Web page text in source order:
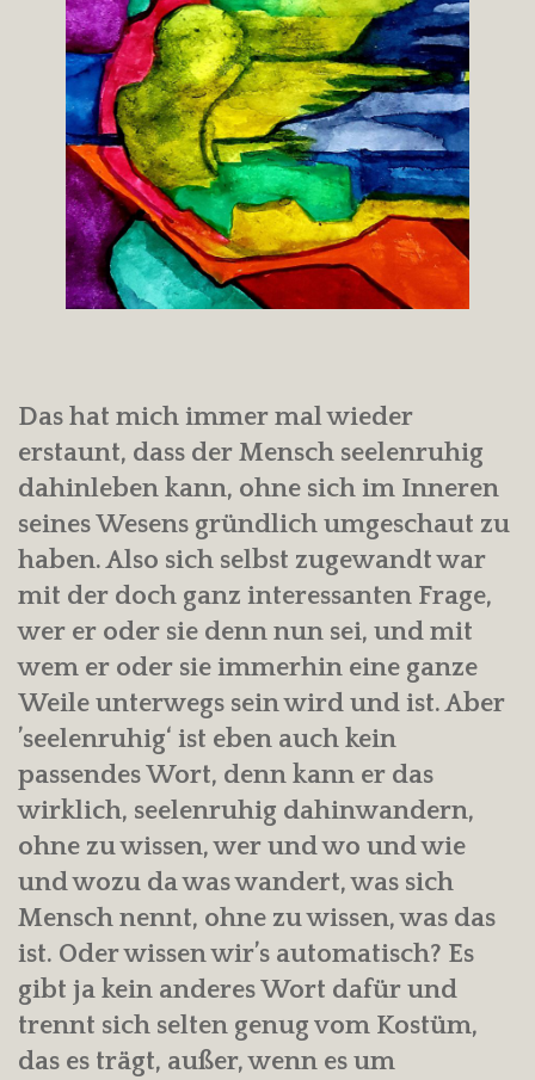
Das hat mich immer mal wieder
erstaunt, dass der Mensch seelenruhig
dahinleben kann, ohne sich im Inneren
seines Wesens gründlich umgeschaut zu
haben. Also sich selbst zugewandt war
mit der doch ganz interessanten Frage,
wer er oder sie denn nun sei, und mit
wem er oder sie immerhin eine ganze
Weile unterwegs sein wird und ist. Aber
’seelenruhig‘ ist eben auch kein
passendes Wort, denn kann er das
wirklich, seelenruhig dahinwandern,
ohne zu wissen, wer und wo und wie
und wozu da was wandert, was sich
Mensch nennt, ohne zu wissen, was das
ist. Oder wissen wir’s automatisch? Es
gibt ja kein anderes Wort dafür und
trennt sich selten genug vom Kostüm,
das es trägt, außer, wenn es um